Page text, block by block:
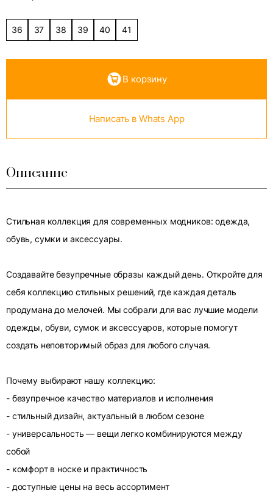
36 37 38 39 40 41
В корзину
Написать в Whats App
Описание
Стильная коллекция для современных модников: одежда,
обувь, сумки и аксессуары.
Создавайте безупречные образы каждый день. Откройте для
себя коллекцию стильных решений, где каждая деталь
продумана до мелочей. Мы собрали для вас лучшие модели
одежды, обуви, сумок и аксессуаров, которые помогут
создать неповторимый образ для любого случая.
Почему выбирают нашу коллекцию:
- безупречное качество материалов и исполнения
- стильный дизайн, актуальный в любом сезоне
- универсальность — вещи легко комбинируются между
собой
- комфорт в носке и практичность
- доступные цены на весь ассортимент